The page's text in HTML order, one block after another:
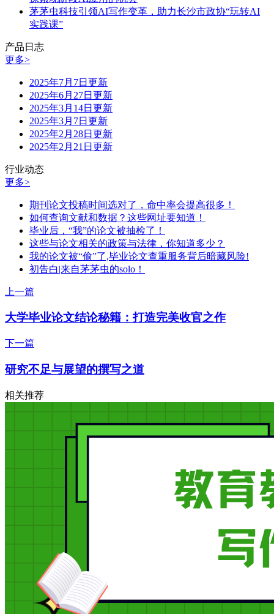
茅茅虫科技引领AI写作变革，助力长沙市政协“玩转AI
实践课”
产品日志
更多>
2025年7月7日更新
2025年6月27日更新
2025年3月14日更新
2025年3月7日更新
2025年2月28日更新
2025年2月21日更新
行业动态
更多>
期刊论文投稿时间选对了，命中率会提高很多！
如何查询文献和数据？这些网址要知道！
毕业后，“我”的论文被抽检了！
这些与论文相关的政策与法律，你知道多少？
我的论文被“偷”了,毕业论文查重服务背后暗藏风险!
初告白|来自茅茅虫的solo！
上一篇
大学毕业论文结论秘籍：打造完美收官之作
下一篇
研究不足与展望的撰写之道
相关推荐